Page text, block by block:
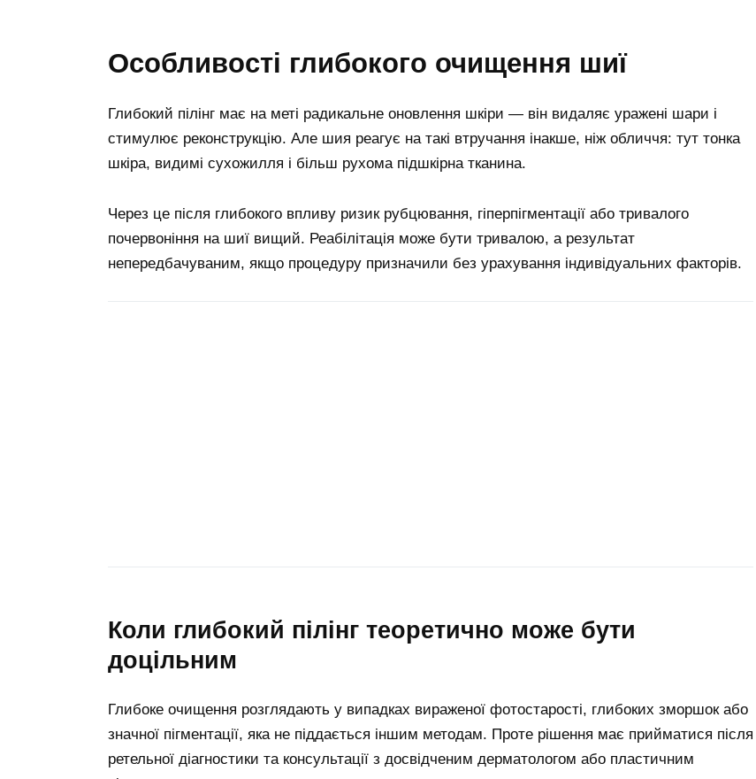
особливості глибокого очищення шиї
Глибокий пілінг має на меті радикальне оновлення шкіри — він видаляє уражені шари і
стимулює реконструкцію. Але шия реагує на такі втручання інакше, ніж обличчя: тут тонка
шкіра, видимі сухожилля і більш рухома підшкірна тканина.
Через це після глибокого впливу ризик рубцювання, гіперпігментації або тривалого
почервоніння на шиї вищий. Реабілітація може бути тривалою, а результат
непередбачуваним, якщо процедуру призначили без урахування індивідуальних факторів.
коли глибокий пілінг теоретично може бути
доцільним
Глибоке очищення розглядають у випадках вираженої фотостарості, глибоких зморшок або
значної пігментації, яка не піддається іншим методам. Проте рішення має прийматися після
ретельної діагностики та консультації з досвідченим дерматологом або пластичним